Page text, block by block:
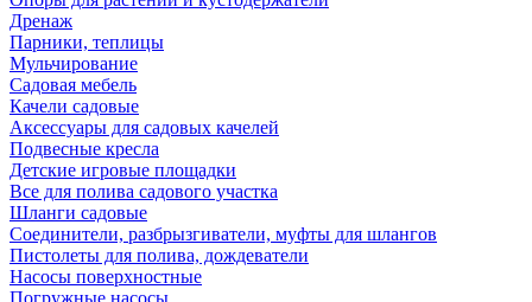
Дренаж
Парники, теплицы
Мульчирование
Садовая мебель
Качели садовые
Аксессуары для садовых качелей
Подвесные кресла
Детские игровые площадки
Все для полива садового участка
Шланги садовые
Соединители, разбрызгиватели, муфты для шлангов
Пистолеты для полива, дождеватели
Насосы поверхностные
Погружные насосы